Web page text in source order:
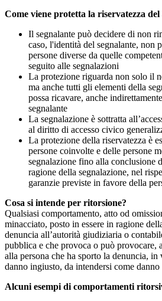
Come viene protetta la riservatezza del
Il segnalante può decidere di non
caso, l'identità del segnalante, non
persone diverse da quelle
seguito alle segnalazioni
La protezione riguarda non solo il
ma anche tutti gli elementi della
possa ricavare, anche
segnalante
La segnalazione è sottratta
al diritto di accesso civico
La protezione della riservatezza è
persone coinvolte e delle persone
segnalazione fino alla conclusione
ragione della segnalazione, nel
garanzie previste in favore della
Cosa si intende per ritorsione?
Qualsiasi comportamento, atto od
minacciato, posto in essere in ragione
denuncia all’autorità giudiziaria o
pubblica e che provoca o può provocare,
alla persona che ha sporto la denuncia,
danno ingiusto, da intendersi come
Alcuni esempi di comportamenti